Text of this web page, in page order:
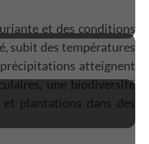
et des conditions
subit des températures
atteignent
une biodiversité
plantations dans des